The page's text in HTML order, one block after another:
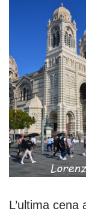
L’ultima cena